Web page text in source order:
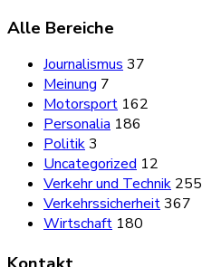
Alle Bereiche
Journalismus 37
Meinung 7
Motorsport 162
Personalia 186
Politik3
Uncategorized 12
Verkehr und Technik 255
Verkehrssicherheit367
Wirtschaft 180